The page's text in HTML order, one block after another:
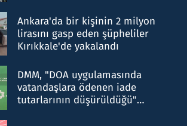
Ankara'da bir kişinin 2 milyon
lirasını gasp eden şüpheliler
Kırıkkale'de yakalandı
DMM, "DOA uygulamasında
vatandaşlara ödenen iade
tutarlarının düşürüldüğü"